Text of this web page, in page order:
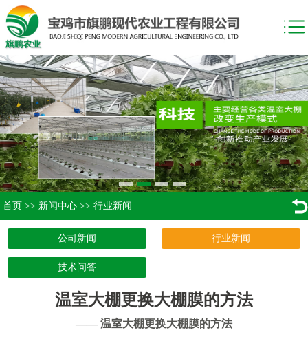
首页 >> 新闻中心 >> 行业新闻
公司新闻 行业新闻
技术问答
温室大棚更换大棚膜的方法
—— 温室大棚更换大棚膜的方法